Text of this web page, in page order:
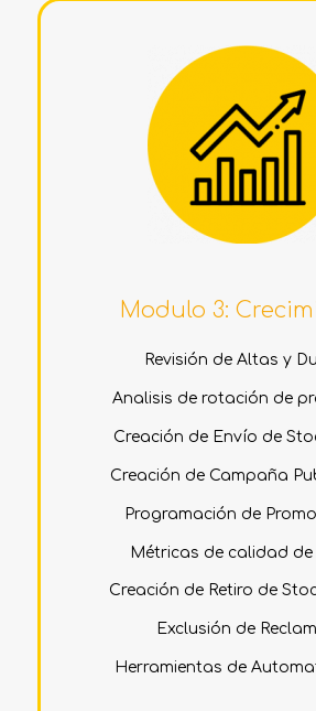
Modulo 3:
Revisión de Altas y
Analisis de rotación de
Creación de Envío de
Creación de Campaña
Programación de
Métricas de calidad de
Creación de Retiro de
Exclusión de
Herramientas de